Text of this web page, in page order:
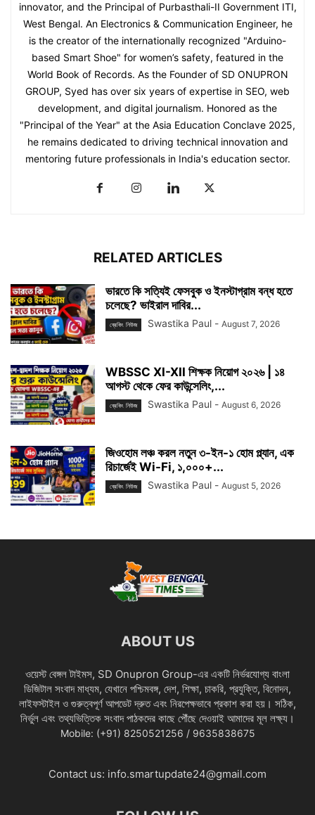
innovator, and the Principal of Purbasthali-II Government ITI,
West Bengal. An Electronics & Communication Engineer, he
is the creator of the internationally recognized "Arduino-
based Smart Shoe" for women’s safety, featured in the
World Book of Records. As the Founder of SD ONUPRON
GROUP, Syed has over six years of expertise in SEO, web
development, and digital journalism. Honored as the
"Principal of the Year" at the Asia Education Conclave 2025,
he remains dedicated to driving technical innovation and
mentoring future professionals in India's education sector.
RELATED ARTICLES
ভারতে কি সত্যিই ফেসবুক ও ইনস্টাগ্রাম বন্ধ হতে
চলেছে? ভাইরাল দাবির...
ব্রেকিং নিউজ Swastika Paul - August 7, 2026
WBSSC XI-XII শিক্ষক নিয়োগ ২০২৬ | ১৪
আগস্ট থেকে ফের কাউন্সেলিং,...
ব্রেকিং নিউজ Swastika Paul - August 6, 2026
জিওহোম লঞ্চ করল নতুন ৩-ইন-১ হোম প্ল্যান, এক
রিচার্জেই Wi-Fi, ১,০০০+...
ব্রেকিং নিউজ Swastika Paul - August 5, 2026
ABOUT US
ওয়েস্ট বেঙ্গল টাইমস, SD Onupron Group-এর একটি নির্ভরযোগ্য বাংলা
ডিজিটাল সংবাদ মাধ্যম, যেখানে পশ্চিমবঙ্গ, দেশ, শিক্ষা, চাকরি, প্রযুক্তি, বিনোদন,
লাইফস্টাইল ও গুরুত্বপূর্ণ আপডেট দ্রুত এবং নিরপেক্ষভাবে প্রকাশ করা হয়। সঠিক,
নির্ভুল এবং তথ্যভিত্তিক সংবাদ পাঠকদের কাছে পৌঁছে দেওয়াই আমাদের মূল লক্ষ্য।
Mobile: (+91) 8250521256 / 9635838675
Contact us: info.smartupdate24@gmail.com